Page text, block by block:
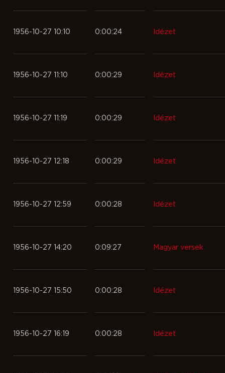
1956-10-27 10:10 0:00:24 Idézet
1956-10-27 11:10 0:00:29 Idézet
1956-10-27 11:19 0:00:29 Idézet
1956-10-27 12:18 0:00:29 Idézet
1956-10-27 12:59 0:00:28 Idézet
1956-10-27 14:20 0:09:27 Magyar versek
1956-10-27 15:50 0:00:28 Idézet
1956-10-27 16:19 0:00:28 Idézet